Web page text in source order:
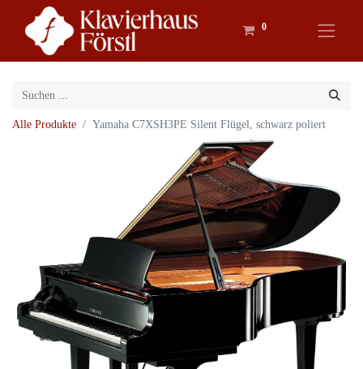
0
Alle Produkte Yamaha C7XSH3PE Silent Flügel, schwarz poliert